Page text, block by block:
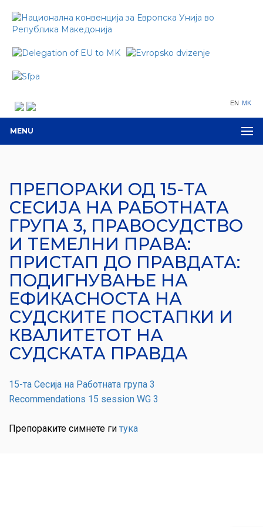
EN MK
MENU
ПРЕПОРАКИ ОД 15-ТА
СЕСИЈА НА РАБОТНАТА
ГРУПА 3, ПРАВОСУДСТВО
И ТЕМЕЛНИ ПРАВА:
ПРИСТАП ДО ПРАВДАТА:
ПОДИГНУВАЊЕ НА
ЕФИКАСНОСТА НА
СУДСКИТЕ ПОСТАПКИ И
КВАЛИТЕТОТ НА
СУДСКАТА ПРАВДА
15-та Сесија на Работната група 3
Recommendations 15 session WG 3
Препораките симнете ги тука